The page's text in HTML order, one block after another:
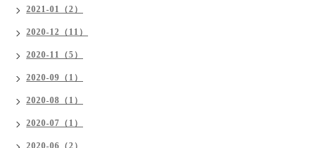
2021-01（2）
2020-12（11）
2020-11（5）
2020-09（1）
2020-08（1）
2020-07（1）
2020-06（2）